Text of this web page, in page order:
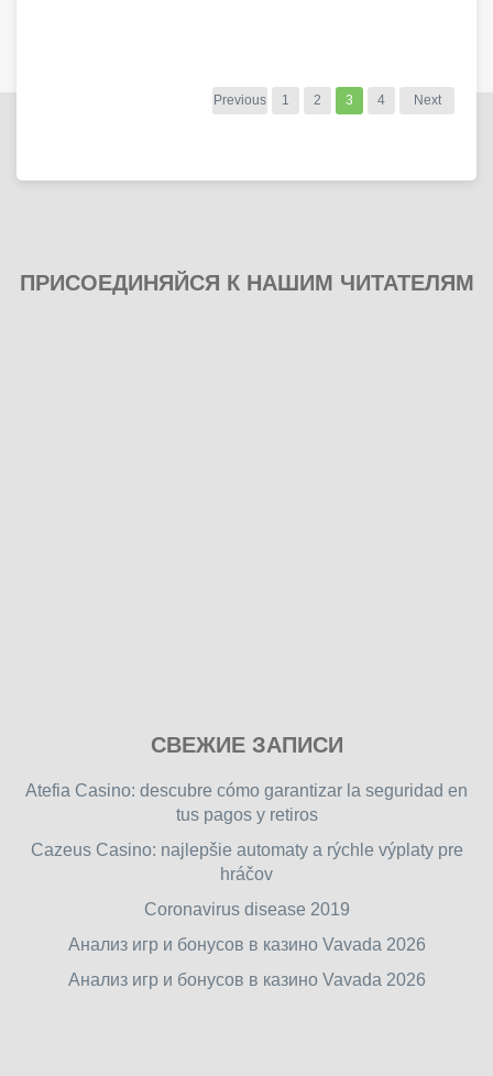
Previous 1 2 3 4 Next
ПРИСОЕДИНЯЙСЯ К НАШИМ ЧИТАТЕЛЯМ
free
games
games.
СВЕЖИЕ ЗАПИСИ
Atefia Casino: descubre cómo garantizar la seguridad en
tus pagos y retiros
Cazeus Casino: najlepšie automaty a rýchle výplaty pre
hráčov
Coronavirus disease 2019
Анализ игр и бонусов в казино Vavada 2026
Анализ игр и бонусов в казино Vavada 2026